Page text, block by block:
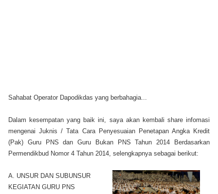
Sahabat Operator Dapodikdas yang berbahagia...
Dalam kesempatan yang baik ini, saya akan kembali share infomasi
mengenai Juknis / Tata Cara Penyesuaian Penetapan Angka Kredit
(Pak) Guru PNS dan Guru Bukan PNS Tahun 2014 Berdasarkan
Permendikbud Nomor 4 Tahun 2014, selengkapnya sebagai berikut:
A. UNSUR DAN SUBUNSUR
KEGIATAN GURU PNS